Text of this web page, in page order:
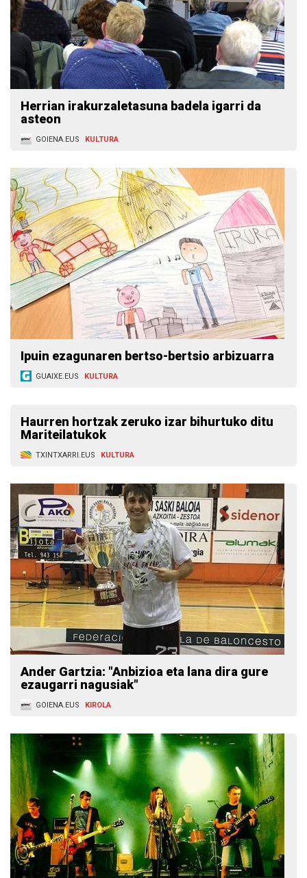
Herrian irakurzaletasuna badela igarri da
asteon
GOIENA.EUS KULTURA
Ipuin ezagunaren bertso-bertsio arbizuarra
GUAIXE.EUS KULTURA
Haurren hortzak zeruko izar bihurtuko ditu
Mariteilatukok
TXINTXARRI.EUS KULTURA
Ander Gartzia: "Anbizioa eta lana dira gure
ezaugarri nagusiak"
GOIENA.EUS KIROLA